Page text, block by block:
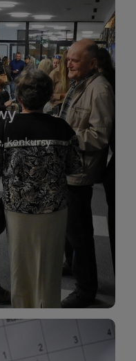
konkursy
zarówno
zbiory tematyczne.
o aktualnych
wystaw z
prace obejmują
i inne formy
wyjątkowa okazja
w przestrzeni
wszystkich
doznań!